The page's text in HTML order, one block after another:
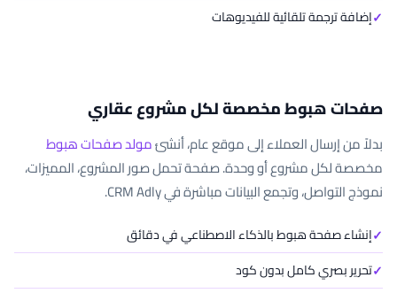
إضافة ترجمة تلقائية للفيديوهات
صفحات هبوط مخصصة لكل مشروع عقاري
بدلاً من إرسال العملاء إلى موقع عام، أنشئمولد صفحات هبوط
مخصصة لكل مشروع أو وحدة. صفحة تحمل صور المشروع، المميزات،
نموذج التواصل، وتجمع البيانات مباشرة في CRM Adly.
إنشاء صفحة هبوط بالذكاء الاصطناعي في دقائق
تحرير بصري كامل بدون كود